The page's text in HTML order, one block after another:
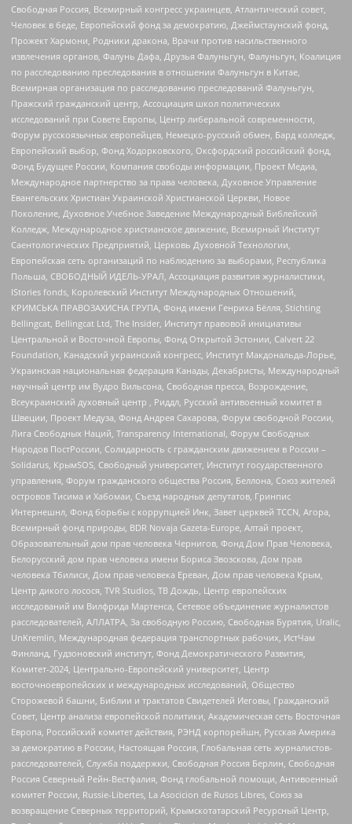
Свободная Россия, Всемирный конгресс украинцев, Атлантический совет,
Человек в беде, Европейский фонд за демократию, Джеймстаунский фонд,
Прожект Хармони, Родники дракона, Врачи против насильственного
извлечения органов, Фалунь Дафа, Друзья Фалуньгун, Фалуньгун, Коалиция
по расследованию преследования в отношении Фалуньгун в Китае,
Всемирная организация по расследованию преследований Фалуньгун,
Пражский гражданский центр, Ассоциация школ политических
исследований при Совете Европы, Центр либеральной современности,
Форум русскоязычных европейцев, Немецко-русский обмен, Бард колледж,
Европейский выбор, Фонд Ходорковского, Оксфордский российский фонд,
Фонд Будущее России, Компания свободы информации, Проект Медиа,
Международное партнерство за права человека, Духовное Управление
Евангельских Христиан Украинской Христианской Церкви, Новое
Поколение, Духовное Учебное Заведение Международный Библейский
Колледж, Международное христианское движение, Всемирный Институт
Саентологических Предприятий, Церковь Духовной Технологии,
Европейская сеть организаций по наблюдению за выборами, Республика
Польша, СВОБОДНЫЙ ИДЕЛЬ-УРАЛ, Ассоциация развития журналистики,
IStories fonds, Королевский Институт Международных Отношений,
КРИМСЬКА ПРАВОЗАХИСНА ГРУПА, Фонд имени Генриха Бёлля, Stichting
Bellingcat, Bellingcat Ltd, The Insider, Институт правовой инициативы
Центральной и Восточной Европы, Фонд Открытой Эстонии, Calvert 22
Foundation, Канадский украинский конгресс, Институт Макдональда-Лорье,
Украинская национальная федерация Канады, Декабристы, Международный
научный центр им Вудро Вильсона, Свободная пресса, Возрождение,
Всеукраинский духовный центр , Риддл, Русский антивоенный комитет в
Швеции, Проект Медуза, Фонд Андрея Сахарова, Форум свободной России,
Лига Свободных Наций, Transparеncy International, Форум Свободных
Народов ПостРоссии, Солидарность с гражданским движением в России –
Solidarus, КрымSOS, Свободный университет, Институт государственного
управления, Форум гражданского общества Россия, Беллона, Союз жителей
островов Тисима и Хабомаи, Съезд народных депутатов, Гринпис
Интернешнл, Фонд борьбы с коррупцией Инк, Завет церквей TCCN, Агора,
Всемирный фонд природы, BDR Novaja Gazeta-Europe, Алтай проект,
Образовательный дом прав человека Чернигов, Фонд Дом Прав Человека,
Белорусский дом прав человека имени Бориса Звозскова, Дом прав
человека Тбилиси, Дом прав человека Ереван, Дом прав человека Крым,
Центр дикого лосося, TVR Studios, ТВ Дождь, Центр европейских
исследований им Вилфрида Мартенса, Сетевое объединение журналистов
расследователей, АЛЛАТРА, За свободную Россию, Свободная Бурятия, Uralic,
UnKremlin, Международная федерация транспортных рабочих, ИстЧам
Финланд, Гудзоновский институт, Фонд Демократического Развития,
Комитет-2024, Центрально-Европейский университет, Центр
восточноевропейских и международных исследований, Общество
Сторожевой башни, Библии и трактатов Свидетелей Иеговы, Гражданский
Совет, Центр анализа европейской политики, Академическая сеть Восточная
Европа, Российский комитет действия, РЭНД корпорейшн, Русская Америка
за демократию в России, Настоящая Россия, Глобальная сеть журналистов-
расследователей, Служба поддержки, Свободная Россия Берлин, Свободная
Россия Северный Рейн-Вестфалия, Фонд глобальной помощи, Антивоенный
комитет России, Russie-Libertes, La Asocicion de Rusos Libres, Союз за
возвращение Северных территорий, Крымскотатарский Ресурсный Центр,